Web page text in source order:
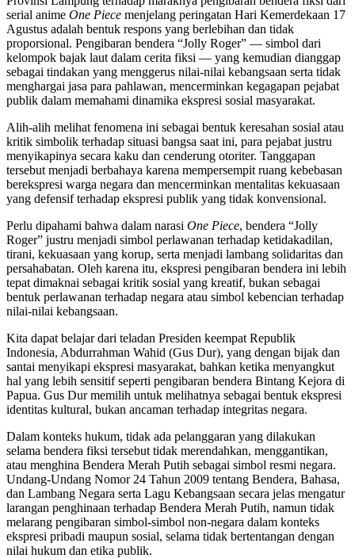
serial anime One Piece menjelang peringatan Hari Kemerdekaan 17
Agustus adalah bentuk respons yang berlebihan dan tidak
proporsional. Pengibaran bendera “Jolly Roger” — simbol dari
kelompok bajak laut dalam cerita fiksi — yang kemudian dianggap
sebagai tindakan yang menggerus nilai-nilai kebangsaan serta tidak
menghargai jasa para pahlawan, mencerminkan kegagapan pejabat
publik dalam memahami dinamika ekspresi sosial masyarakat.
Alih-alih melihat fenomena ini sebagai bentuk keresahan sosial atau
kritik simbolik terhadap situasi bangsa saat ini, para pejabat justru
menyikapinya secara kaku dan cenderung otoriter. Tanggapan
tersebut menjadi berbahaya karena mempersempit ruang kebebasan
berekspresi warga negara dan mencerminkan mentalitas kekuasaan
yang defensif terhadap ekspresi publik yang tidak konvensional.
Perlu dipahami bahwa dalam narasi One Piece, bendera “Jolly
Roger” justru menjadi simbol perlawanan terhadap ketidakadilan,
tirani, kekuasaan yang korup, serta menjadi lambang solidaritas dan
persahabatan. Oleh karena itu, ekspresi pengibaran bendera ini lebih
tepat dimaknai sebagai kritik sosial yang kreatif, bukan sebagai
bentuk perlawanan terhadap negara atau simbol kebencian terhadap
nilai-nilai kebangsaan.
Kita dapat belajar dari teladan Presiden keempat Republik
Indonesia, Abdurrahman Wahid (Gus Dur), yang dengan bijak dan
santai menyikapi ekspresi masyarakat, bahkan ketika menyangkut
hal yang lebih sensitif seperti pengibaran bendera Bintang Kejora di
Papua. Gus Dur memilih untuk melihatnya sebagai bentuk ekspresi
identitas kultural, bukan ancaman terhadap integritas negara.
Dalam konteks hukum, tidak ada pelanggaran yang dilakukan
selama bendera fiksi tersebut tidak merendahkan, menggantikan,
atau menghina Bendera Merah Putih sebagai simbol resmi negara.
Undang-Undang Nomor 24 Tahun 2009 tentang Bendera, Bahasa,
dan Lambang Negara serta Lagu Kebangsaan secara jelas mengatur
larangan penghinaan terhadap Bendera Merah Putih, namun tidak
melarang pengibaran simbol-simbol non-negara dalam konteks
ekspresi pribadi maupun sosial, selama tidak bertentangan dengan
nilai hukum dan etika publik.